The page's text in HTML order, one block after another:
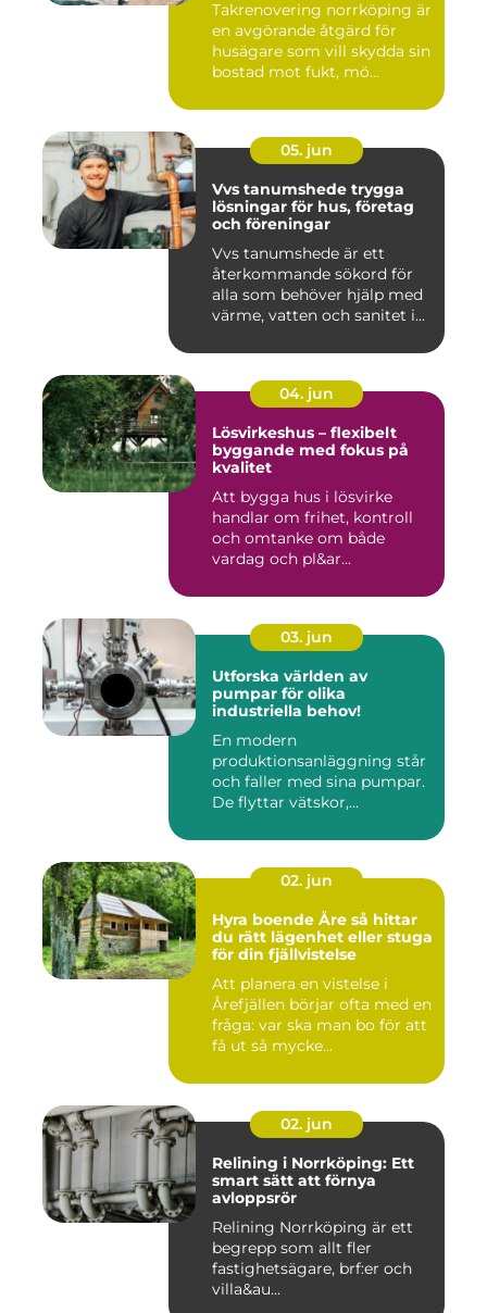
Takrenovering norrköping är
en avgörande åtgärd för
husägare som vill skydda sin
bostad mot fukt, mö...
05. jun
Vvs tanumshede trygga
lösningar för hus, företag
och föreningar
Vvs tanumshede är ett
återkommande sökord för
alla som behöver hjälp med
värme, vatten och sanitet i...
04. jun
Lösvirkeshus – flexibelt
byggande med fokus på
kvalitet
Att bygga hus i lösvirke
handlar om frihet, kontroll
och omtanke om både
vardag och pl&ar...
03. jun
Utforska världen av
pumpar för olika
industriella behov!
En modern
produktionsanläggning står
och faller med sina pumpar.
De flyttar vätskor,...
02. jun
Hyra boende Åre så hittar
du rätt lägenhet eller stuga
för din fjällvistelse
Att planera en vistelse i
Årefjällen börjar ofta med en
fråga: var ska man bo för att
få ut så mycke...
02. jun
Relining i Norrköping: Ett
smart sätt att förnya
avloppsrör
Relining Norrköping är ett
begrepp som allt fler
fastighetsägare, brf:er och
villa&au...